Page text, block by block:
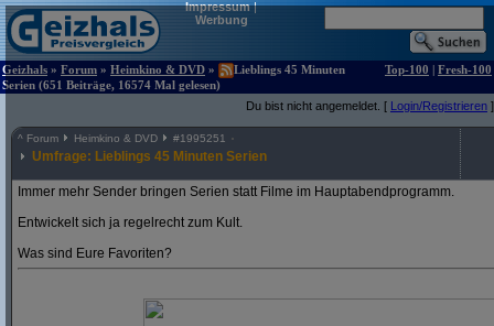
Impressum|
Werbung
Geizhals » Forum » Heimkino & DVD »
Lieblings 45 Minuten
Serien (651 Beiträge, 16574 Mal gelesen)
Top-100 | Fresh-100
Du bist nicht angemeldet. [ Login/Registrieren ]
^ Forum Heimkino & DVD #1995251
Umfrage: Lieblings 45 Minuten Serien
Immer mehr Sender bringen Serien statt Filme im Hauptabendprogramm.
Entwickelt sich ja regelrecht zum Kult.
Was sind Eure Favoriten?